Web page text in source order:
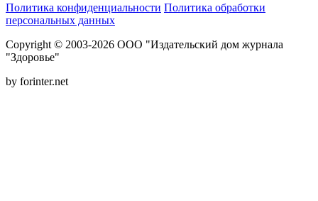
Политика конфиденциальности Политика обработки
персональных данных
Copyright © 2003-2026 ООО "Издательский дом журнала
"Здоровье"
by forinter.net